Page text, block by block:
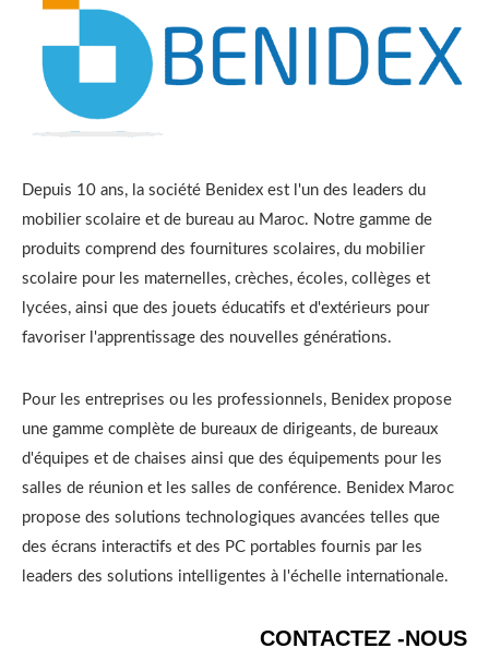
Depuis 10 ans, la société Benidex est l'un des leaders du
mobilier scolaire et de bureau au Maroc. Notre gamme de
produits comprend des fournitures scolaires, du mobilier
scolaire pour les maternelles, crèches, écoles, collèges et
lycées, ainsi que des jouets éducatifs et d'extérieurs pour
favoriser l'apprentissage des nouvelles générations.
Pour les entreprises ou les professionnels, Benidex propose
une gamme complète de bureaux de dirigeants, de bureaux
d'équipes et de chaises ainsi que des équipements pour les
salles de réunion et les salles de conférence. Benidex Maroc
propose des solutions technologiques avancées telles que
des écrans interactifs et des PC portables fournis par les
leaders des solutions intelligentes à l'échelle internationale.
CONTACTEZ -NOUS